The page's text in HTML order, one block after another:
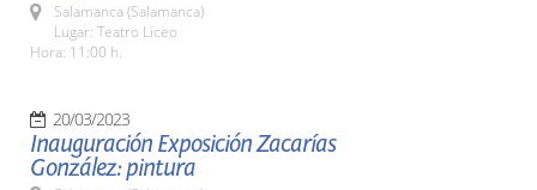
Salamanca (Salamanca)
Lugar: Teatro Liceo
Hora: 11:00 h.
20/03/2023
Inauguración Exposición Zacarías
González: pintura